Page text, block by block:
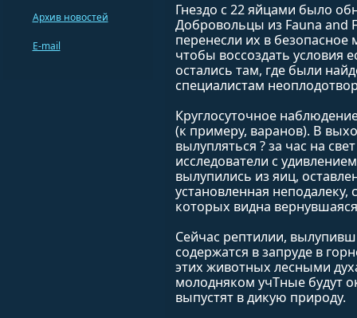
Гнездо с 22 яйцами было
Добровольцы из Fauna and
перенесли их в безопасное
чтобы воссоздать условия
остались там, где были
специалистам
Круглосуточное
(к примеру, варанов). В
вылупляться ? за час на
исследователи с
вылупились из яиц,
установленная
которых видна
Сейчас рептилии,
содержатся в запруде в
этих животных лесными
молодняком учTные будут
выпустят в дикую природу.
Архив новостей
E-mail